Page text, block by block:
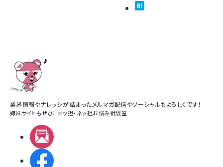
業界情報やナレッジが詰まったメルマガ配信やソーシャルもよろしくです！
姉妹サイトもぜひ： ネッ担・ ネッ担お悩み相談室